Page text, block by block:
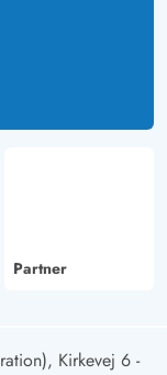
Partner
Kirkevej 6 -